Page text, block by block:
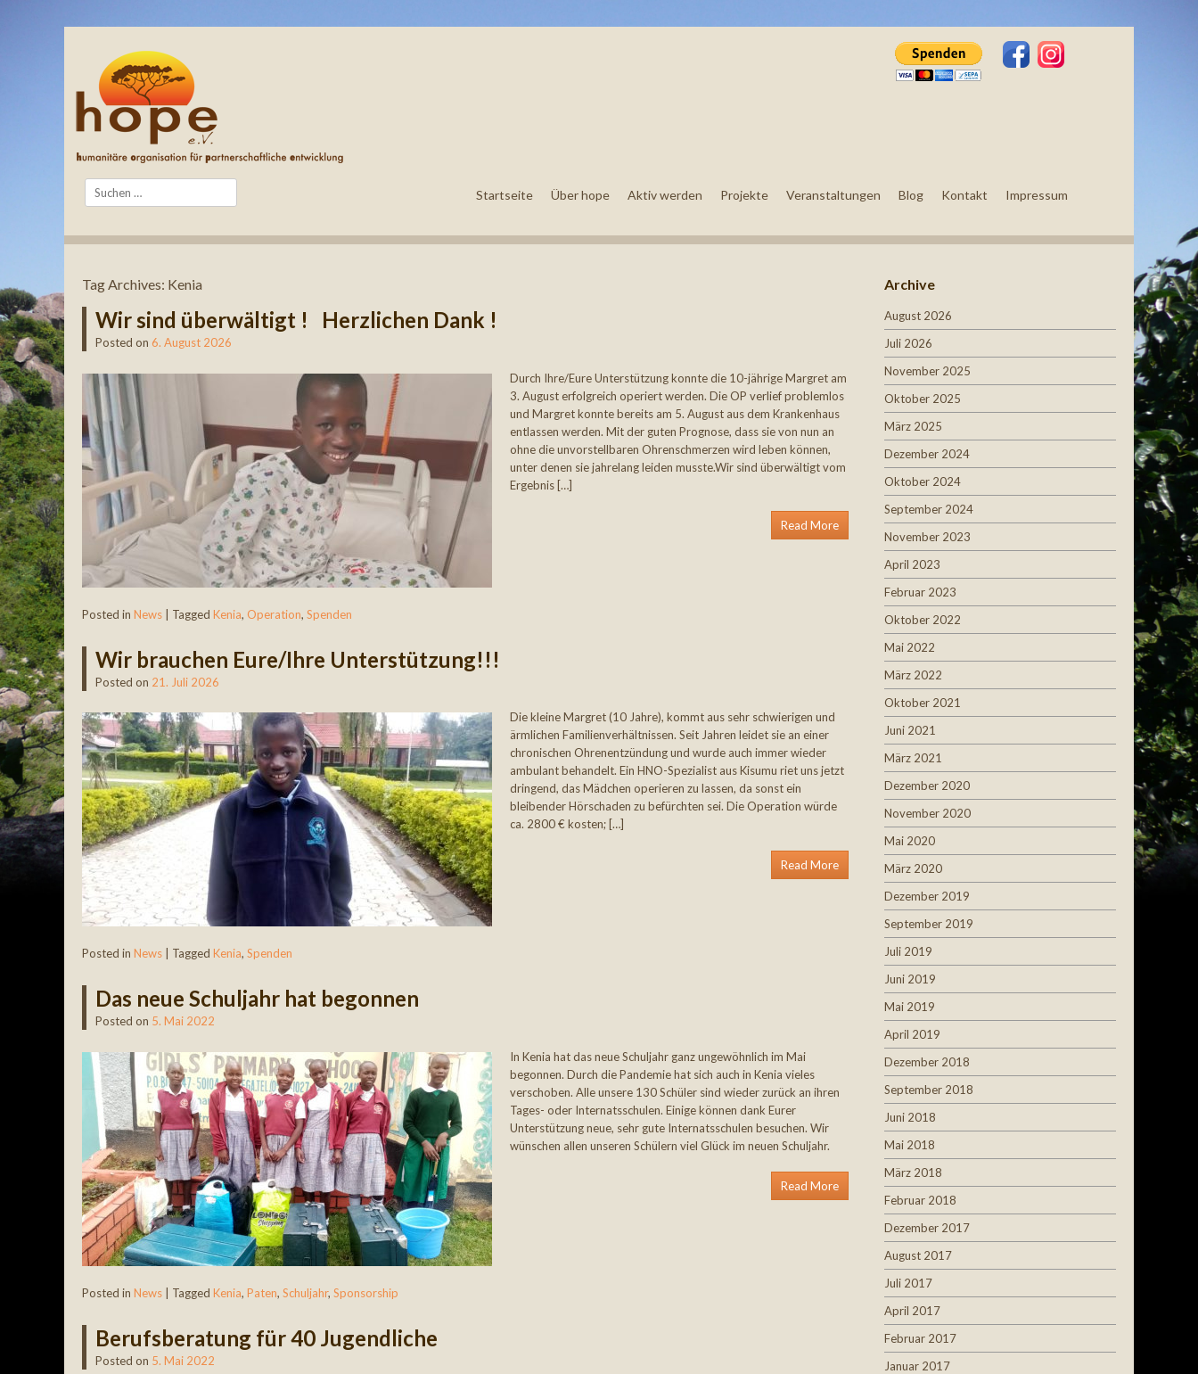
Startseite Über hope Aktiv werden Projekte Veranstaltungen Blog Kontakt Impressum
Search
Tag Archives: Kenia
Wir sind überwältigt ! Herzlichen Dank !
Posted on 6. August 2026
Durch Ihre/Eure Unterstützung konnte die 10-jährige Margret am
3. August erfolgreich operiert werden. Die OP verlief problemlos
und Margret konnte bereits am 5. August aus dem Krankenhaus
entlassen werden. Mit der guten Prognose, dass sie von nun an
ohne die unvorstellbaren Ohrenschmerzen wird leben können,
unter denen sie jahrelang leiden musste.Wir sind überwältigt vom
Ergebnis […]
Read More
Posted in News | Tagged Kenia, Operation, Spenden
Wir brauchen Eure/Ihre Unterstützung!!!
Posted on 21. Juli 2026
Die kleine Margret (10 Jahre), kommt aus sehr schwierigen und
ärmlichen Familienverhältnissen. Seit Jahren leidet sie an einer
chronischen Ohrenentzündung und wurde auch immer wieder
ambulant behandelt. Ein HNO-Spezialist aus Kisumu riet uns jetzt
dringend, das Mädchen operieren zu lassen, da sonst ein
bleibender Hörschaden zu befürchten sei. Die Operation würde
ca. 2800 € kosten; […]
Read More
Posted in News Tagged Kenia, Spenden
Das neue Schuljahr hat begonnen
Posted on 5. Mai 2022
In Kenia hat das neue Schuljahr ganz ungewöhnlich im Mai
begonnen. Durch die Pandemie hat sich auch in Kenia vieles
verschoben. Alle unsere 130 Schüler sind wieder zurück an ihren
Tages- oder Internatsschulen. Einige können dank Eurer
Unterstützung neue, sehr gute Internatsschulen besuchen. Wir
wünschen allen unseren Schülern viel Glück im neuen Schuljahr.
Read More
Posted in News | Tagged Kenia, Paten, Schuljahr, Sponsorship
Berufsberatung für 40 Jugendliche
Posted on 5. Mai 2022
Archive
August 2026
Juli 2026
November 2025
Oktober 2025
März 2025
Dezember 2024
Oktober 2024
September 2024
November 2023
April 2023
Februar 2023
Oktober 2022
Mai 2022
März 2022
Oktober 2021
Juni 2021
März 2021
Dezember 2020
November 2020
Mai 2020
März 2020
Dezember 2019
September 2019
Juli 2019
Juni 2019
Mai 2019
April 2019
Dezember 2018
September 2018
Juni 2018
Mai 2018
März 2018
Februar 2018
Dezember 2017
August 2017
Juli 2017
April 2017
Februar 2017
Januar 2017